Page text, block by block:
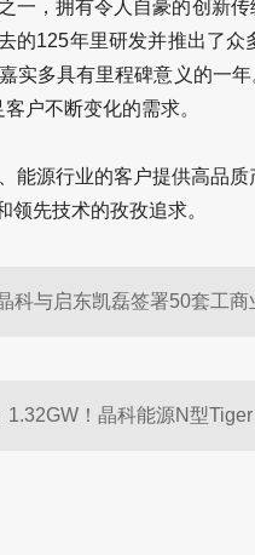
一，拥有令人自豪的创新
的125年里研发并推出了众
实多具有里程碑意义的一
户不断变化的需求。
能源行业的客户提供高品
先技术的孜孜追求。
科与启东凯磊签署50套工